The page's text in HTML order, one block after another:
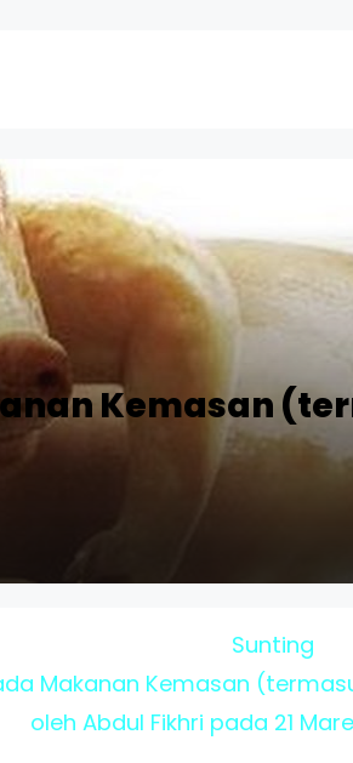
Kemasan
Sunting
Makanan Kemasan
oleh Abdul Fikhri pada 21